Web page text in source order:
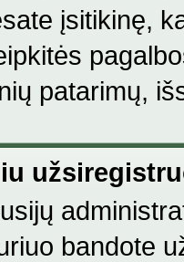
įsitikinę,
patarimų,
bandote